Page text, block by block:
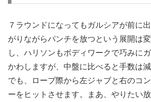
７ラウンドになってもガルシアが前に
がりながらパンチを放つという展開は
し、ハリソンもボディワークで巧みに
かわしますが、中盤に比べると手数は
でも、ロープ際から左ジャブと右のコ
ーをヒットさせます。まあ、やりたい